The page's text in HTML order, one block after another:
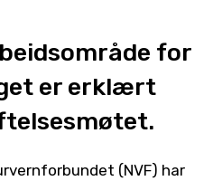
for
er erklært
(NVF) har